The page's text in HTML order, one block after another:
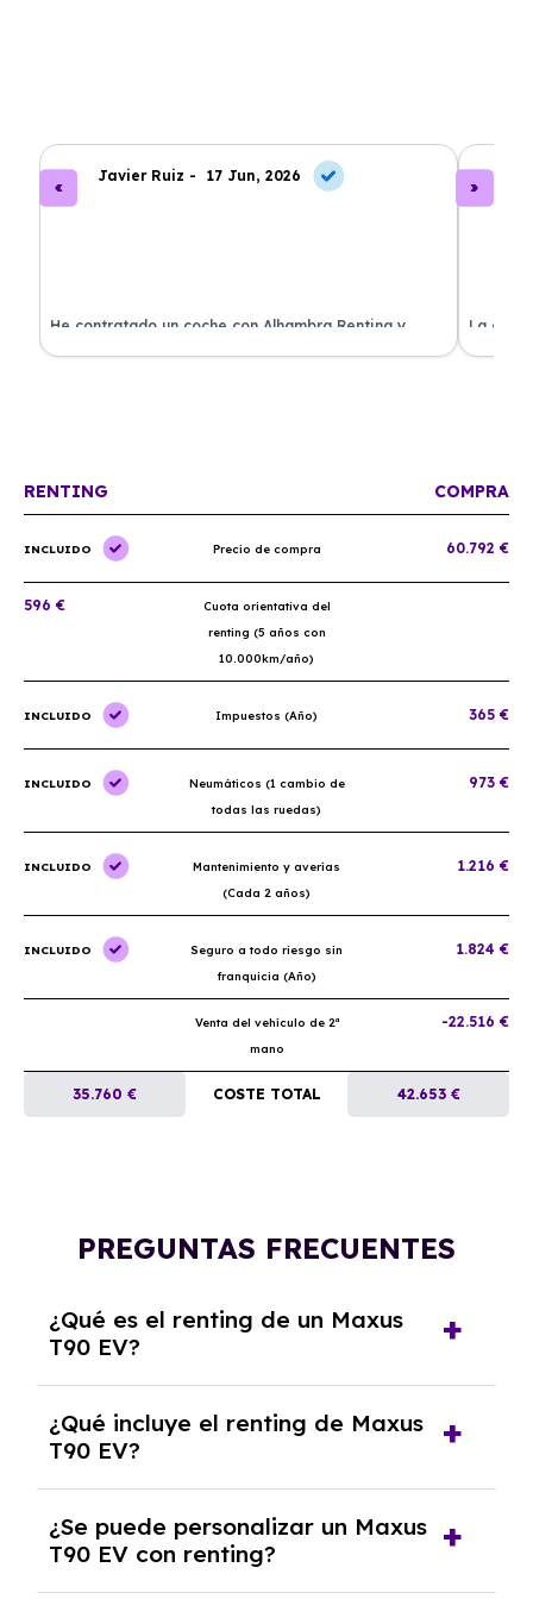
Javier Ruiz - 17 Jun, 2026
He contratado un coche con Alhambra Renting y
estoy impresionado. Todo ha sido transparente y sin
La
RENTING COMPRA
INCLUIDO Precio de compra 60.792 €
596 €
Cuota orientativa del
renting (5 años con
10.000km/año)
INCLUIDO Impuestos (Año) 365 €
INCLUIDO
Neumáticos (1 cambio de
todas las ruedas)
973 €
INCLUIDO
Mantenimiento y averías
(Cada 2 años)
1.216 €
INCLUIDO
Seguro a todo riesgo sin
franquicia (Año)
1.824 €
Venta del vehículo de 2ª
mano
-22.516 €
35.760 € COSTE TOTAL 42.653 €
PREGUNTAS FRECUENTES
¿Qué es el renting de un Maxus
T90 EV?
de alquiler a largo plazo en el que pagas una
cuota mensual fija por el uso del coche
durante un periodo determinado,
generalmente entre 2 y 5 años.
¿Qué incluye el renting de Maxus
T90 EV?
seguro a todo riesgo, mantenimiento,
reparaciones, impuestos, asistencia en
carretera y gestión de la documentación.
¿Se puede personalizar un Maxus
T90 EV con renting?